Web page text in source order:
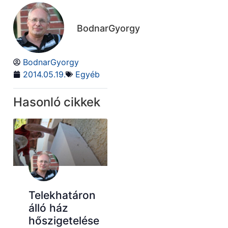
BodnarGyorgy
BodnarGyorgy
2014.05.19.
Egyéb
Hasonló cikkek
Telekhatáron
álló ház
hőszigetelése